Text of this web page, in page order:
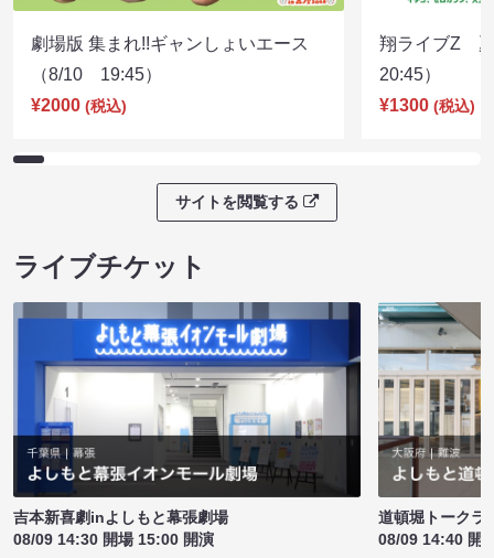
劇場版 集まれ!!ギャンしょいエース
（8/10 19:45）
¥2000 (税込)
翔ライブZ
20:45）
¥1300 (税込)
サイトを閲覧する
ライブチケット
吉本新喜劇inよしもと幕張劇場
08/09 14:30 開場 15:00 開演
道頓堀トークラ
08/09 14:40 開